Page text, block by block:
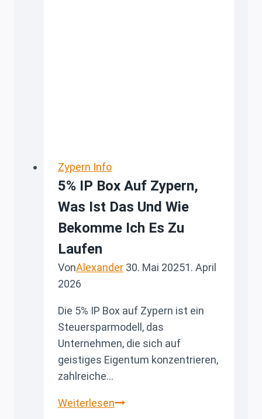
Rechtslage
Zypern Info
5% IP Box Auf Zypern,
Was Ist Das Und Wie
Bekomme Ich Es Zu
Laufen
VonAlexander 30. Mai 20251. April
2026
Die 5% IP Box auf Zypern ist ein
Steuersparmodell, das
Unternehmen, die sich auf
geistiges Eigentum konzentrieren,
zahlreiche…
Weiterlesen5%